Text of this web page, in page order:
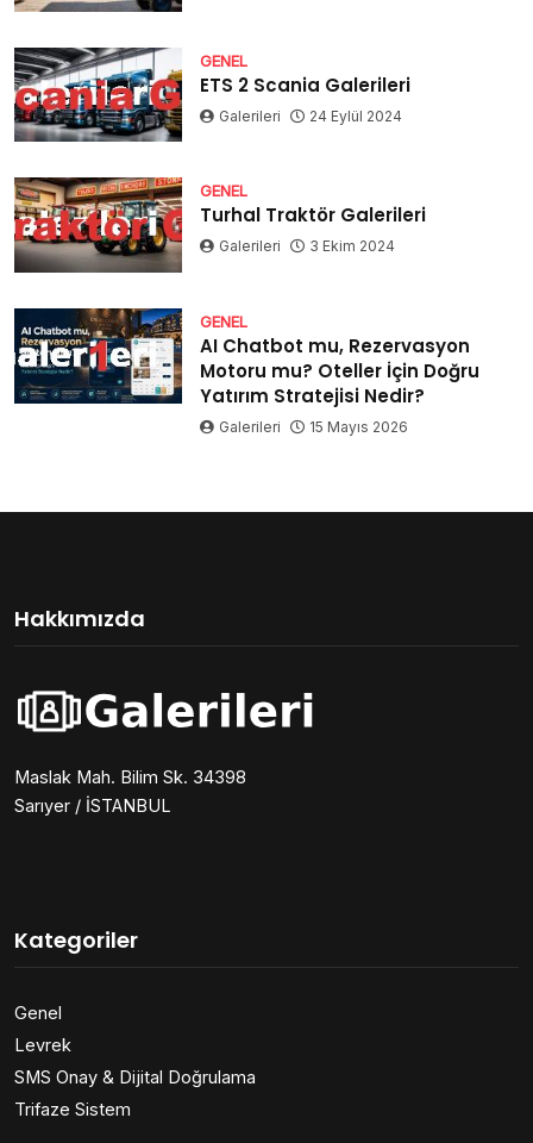
GENEL
ETS 2 Scania Galerileri
Galerileri 24 Eylül 2024
GENEL
Turhal Traktör Galerileri
Galerileri 3 Ekim 2024
GENEL
AI Chatbot mu, Rezervasyon
Motoru mu? Oteller İçin Doğru
Yatırım Stratejisi Nedir?
Galerileri 15 Mayıs 2026
Hakkımızda
Maslak Mah. Bilim Sk. 34398
Sarıyer / İSTANBUL
Kategoriler
Genel
Levrek
SMS Onay & Dijital Doğrulama
Trifaze Sistem